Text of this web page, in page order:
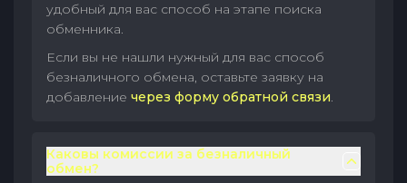
удобный для вас способ на этапе поиска
обменника.
Если вы не нашли нужный для вас способ
безналичного обмена, оставьте заявку на
добавление через форму обратной связи.
Каковы комиссии за безналичный
обмен?